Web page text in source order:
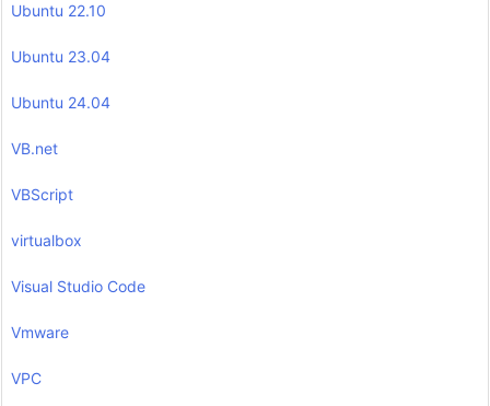
Ubuntu 22.10
Ubuntu 23.04
Ubuntu 24.04
VB.net
VBScript
virtualbox
Visual Studio Code
Vmware
VPC